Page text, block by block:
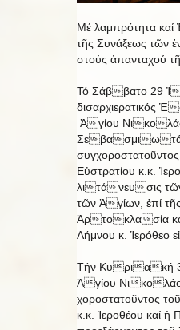
Μέ λαμπρότητα καί
τῆς Συνάξεως τῶν
στούς ἀπανταχού
Τό Σάββατο 29 Ἰ
δισαρχιερατικός
Ἁγίου Νικο
Σεβασμιωτά
Εὐστρατίου κ.κ.
λιτάνευσις
τῶν Ἁγίων, ἐπί
Ἀρτοκλασία
Λήμνου κ. Ἱερόθεο
Τήν Κυριακή
Ἁγίου Νικο
χοροστατοῦντος
κ.κ. Ἱεροθέου καί